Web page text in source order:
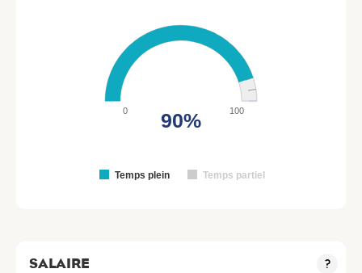
Temps plein Temps partiel
0 100
90%
SALAIRE ?